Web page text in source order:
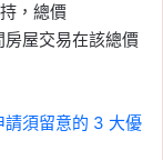
，總價
屋交易在該總價
請須留意的 3 大優